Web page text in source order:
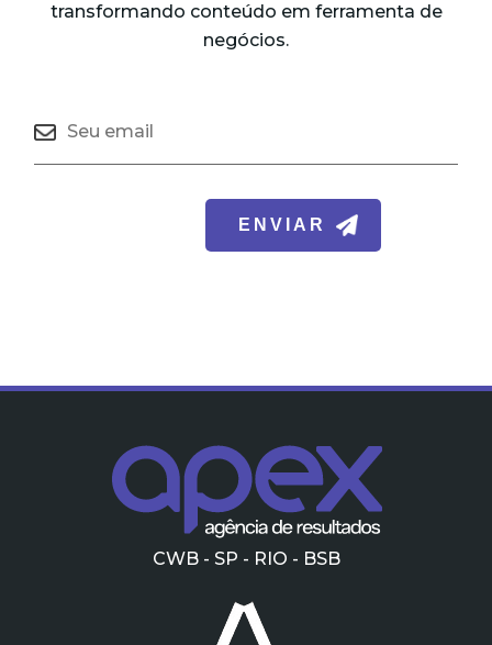
transformando conteúdo em ferramenta de
negócios.
CWB - SP - RIO - BSB